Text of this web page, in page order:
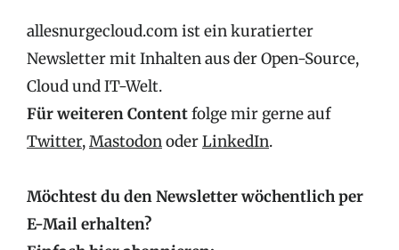
allesnurgecloud.com ist ein kuratierter
Newsletter mit Inhalten aus der Open-Source,
Cloud und IT-Welt.
Für weiteren Contentfolge mir gerne auf
Twitter,MastodonoderLinkedIn.
Möchtest du den Newsletter wöchentlich per
E-Mail erhalten?